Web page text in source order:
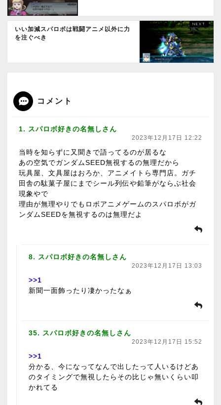
いい加減スパロボは戦闘アニメ以外に力
を注ぐべき
コメント
1. スパロボ好きの名無しさん
2023年12月17日 12:22
当時を知らずに又聞きで語ってるのが居るな
あの空気でガンダムSEED無視するの無理だから
玩具屋、文具屋はおろか、アニメイトら専門店。ガチ
田舎の駄菓子屋にまでシール列伝や鉛筆がならぶ社会
現象やで
理由が無理やりでもロボアニメゲームのスパロボがガ
ンダムSEEDを無視するのは無理だよ
8. スパロボ好きの名無しさん
2023年12月17日 13:03
>>1
新聞一面飾ったり凄かったなぁ
35. スパロボ好きの名無しさん
2023年12月17日 15:52
>>1
分かる、今になってなんで出したって人いるけどあ
のタイミングで無視したらその比じゃ無いくらい叩
かれてる